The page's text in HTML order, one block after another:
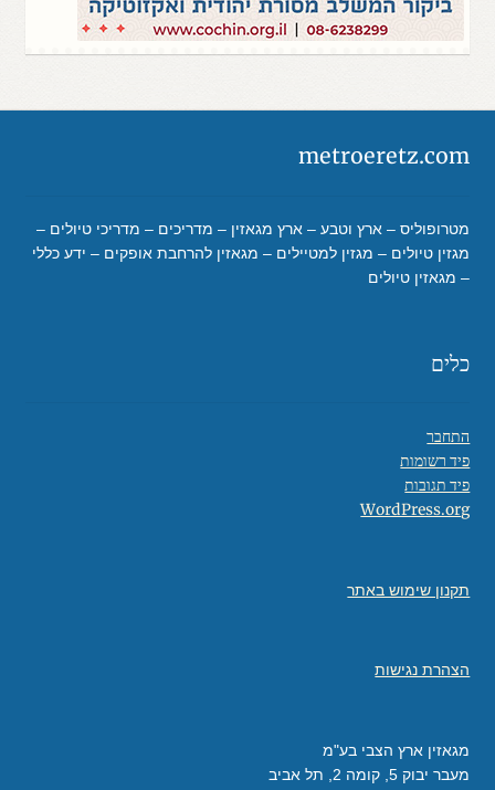
metroeretz.com
מטרופוליס – ארץ וטבע – ארץ מגאזין – מדריכים – מדריכי טיולים –
מגזין טיולים – מגזין למטיילים – מגאזין להרחבת אופקים – ידע כללי
– מגאזין טיולים
כלים
התחבר
פיד רשומות
פיד תגובות
WordPress.org
תקנון שימוש באתר
הצהרת נגישות
מגאזין ארץ הצבי בע"מ
מעבר יבוק 5, קומה 2, תל אביב